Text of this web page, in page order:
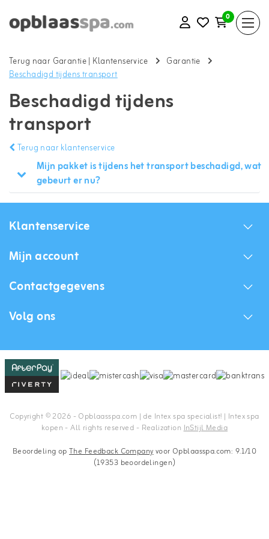
0
Terug naar Garantie| Klantenservice
Garantie
Beschadigd tijdens transport
Beschadigd tijdens
transport
Terug naar klantenservice
Mijn pakket is tijdens het transport beschadigd, wat
gebeurt er nu?
Klantenservice
Mijn account
Contactgegevens
Volg ons
Copyright © 2026 - Opblaasspa.com | de Intex spa specialist! | Intex spa
kopen - All rights reserved - RealizationInStijl Media
Beoordeling opThe Feedback Companyvoor Opblaasspa.com: 9.1/10
(19353 beoordelingen)